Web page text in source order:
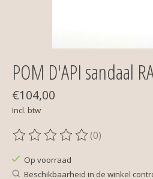
POM D'API sandaal
€104,00
Incl. btw
De beoordeling van dit product
(0)
Op voorraad
Beschikbaarheid in de winkel